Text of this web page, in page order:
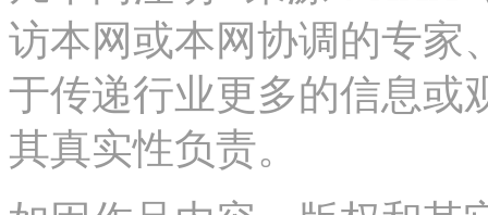
访本网或本网协调的专家
于传递行业更多的信息或
其真实性负责。